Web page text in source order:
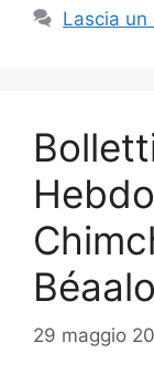
Lascia un
29 maggio